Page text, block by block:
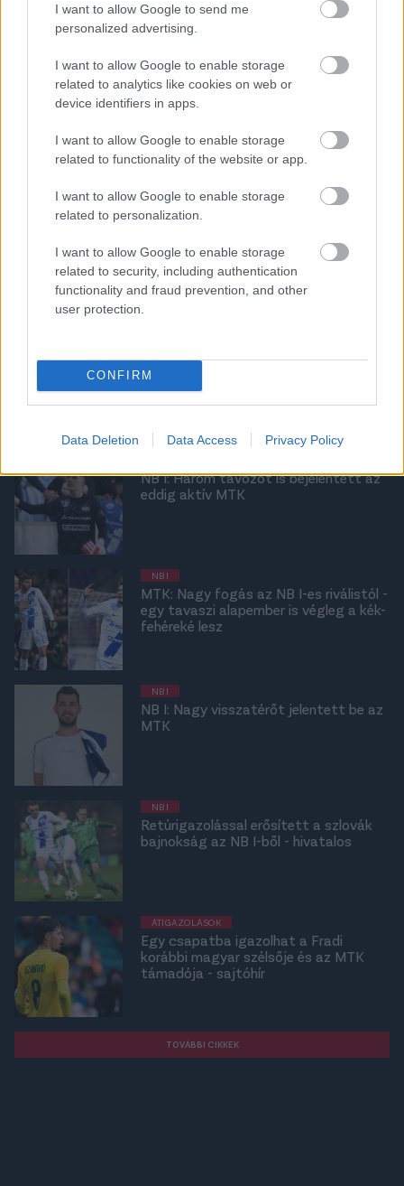
I want to allow Google to send me
personalized advertising.
I want to allow Google to enable storage
related to analytics like cookies on web or
device identifiers in apps.
I want to allow Google to enable storage
related to functionality of the website or app.
I want to allow Google to enable storage
related to personalization.
I want to allow Google to enable storage
related to security, including authentication
functionality and fraud prevention, and other
user protection.
CONFIRM
Data Deletion Data Access Privacy Policy
NB I: Európai kupainduló vásárolná meg
a szezon egyik legeredményesebb
NB I-es felkészülés: Az MTK nyári
szerzeménye megszórta a
Kazincbarcikát
NB I: A Honvéd rangadó-nyerő
tehetsége az MTK-ba igazolt -
hivatalos
NB I: TOP10-es bajnokságból vitték el
az MTK magyar játékosát - hivatalos
NB I: Három távozót is bejelentett az
eddig aktív MTK
NB I
MTK: Nagy fogás az NB I-es riválistól -
egy tavaszi alapember is végleg a kék-
fehéreké lesz
NB I
NB I: Nagy visszatérőt jelentett be az
MTK
NB I
Retúrigazolással erősített a szlovák
bajnokság az NB I-ből - hivatalos
ÁTIGAZOLÁSOK
Egy csapatba igazolhat a Fradi
korábbi magyar szélsője és az MTK
támadója - sajtóhír
TOVÁBBI CIKKEK